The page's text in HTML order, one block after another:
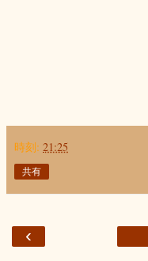
時刻: 21:25
共有
‹